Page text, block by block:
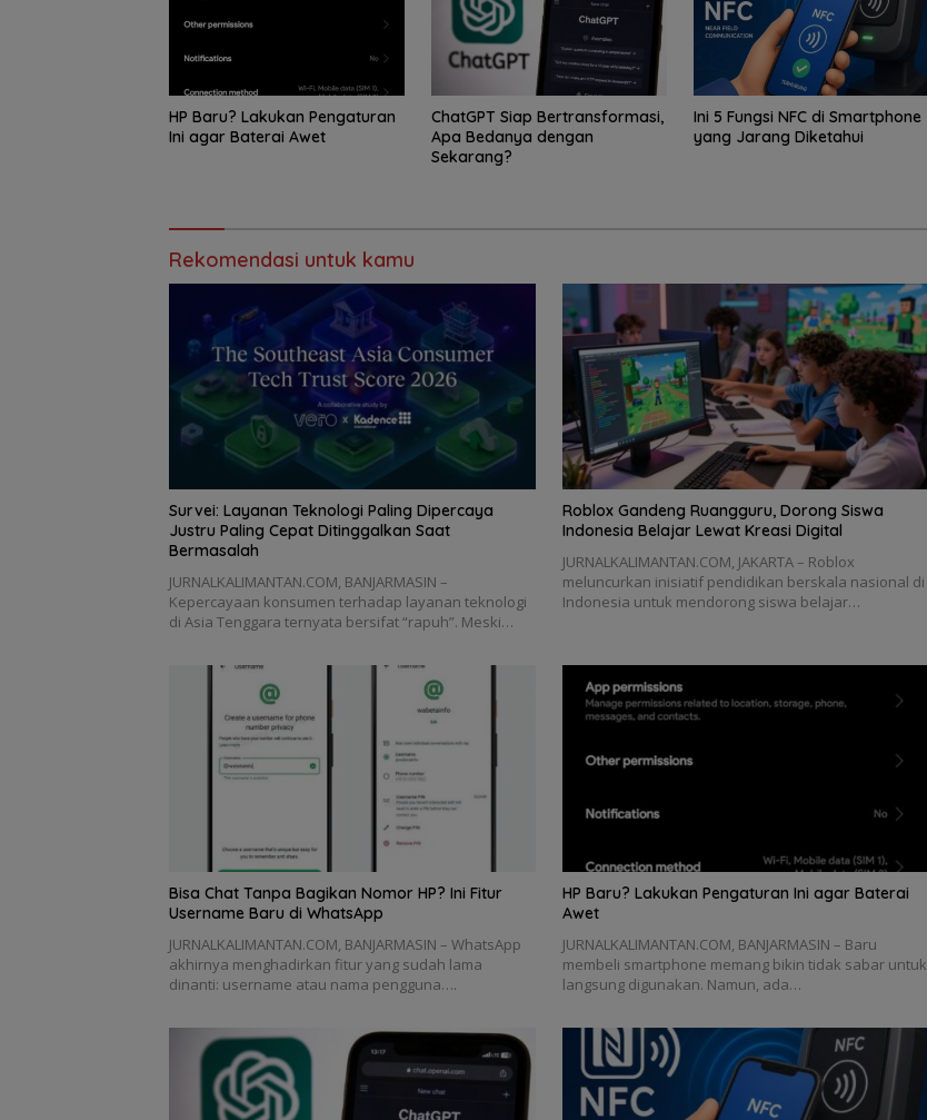
HP Baru? Lakukan Pengaturan
Ini agar Baterai Awet
ChatGPT Siap Bertransformasi,
Apa Bedanya dengan
Sekarang?
Ini 5 Fungsi NFC di Smartphone
yang Jarang Diketahui
Rekomendasi untuk kamu
Survei: Layanan Teknologi Paling Dipercaya
Justru Paling Cepat Ditinggalkan Saat
Bermasalah
JURNALKALIMANTAN.COM, BANJARMASIN –
Kepercayaan konsumen terhadap layanan teknologi
di Asia Tenggara ternyata bersifat “rapuh”. Meski…
Roblox Gandeng Ruangguru, Dorong Siswa
Indonesia Belajar Lewat Kreasi Digital
JURNALKALIMANTAN.COM, JAKARTA – Roblox
meluncurkan inisiatif pendidikan berskala nasional di
Indonesia untuk mendorong siswa belajar…
Bisa Chat Tanpa Bagikan Nomor HP? Ini Fitur
Username Baru di WhatsApp
JURNALKALIMANTAN.COM, BANJARMASIN – WhatsApp
akhirnya menghadirkan fitur yang sudah lama
dinanti: username atau nama pengguna….
HP Baru? Lakukan Pengaturan Ini agar Baterai
Awet
JURNALKALIMANTAN.COM, BANJARMASIN – Baru
membeli smartphone memang bikin tidak sabar untuk
langsung digunakan. Namun, ada…